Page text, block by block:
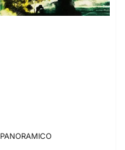
PANORAMICO